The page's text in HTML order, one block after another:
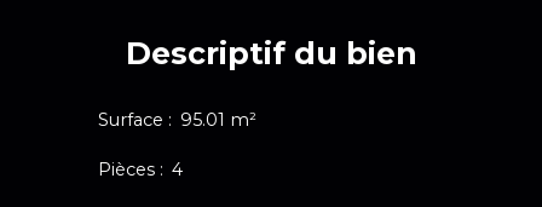
Descriptif du bien
Surface : 95.01 m²
Pièces : 4